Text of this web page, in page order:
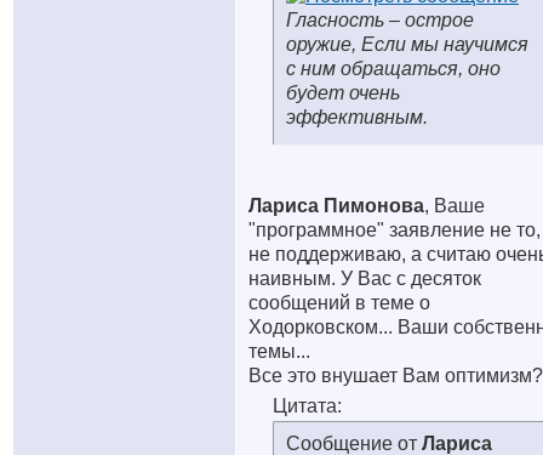
Гласность – острое
оружие, Если мы научимся
с ним обращаться, оно
будет очень
эффективным.
Лариса Пимонова, Ваше
"программное" заявление не то,
не поддерживаю, а считаю
наивным. У Вас с десяток
сообщений в теме о
Ходорковском... Ваши
темы...
Все это внушает Вам
Цитата:
Сообщение от Лариса